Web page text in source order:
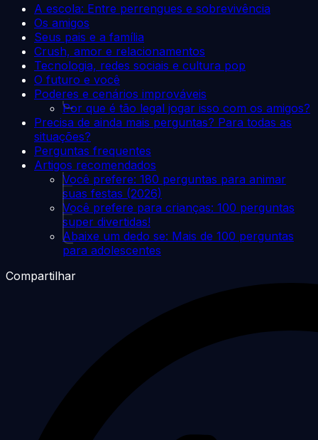
A escola: Entre perrengues e sobrevivência
Os amigos
Seus pais e a família
Crush, amor e relacionamentos
Tecnologia, redes sociais e cultura pop
O futuro e você
Poderes e cenários improváveis
Por que é tão legal jogar isso com os amigos?
Precisa de ainda mais perguntas? Para todas as
situações?
Perguntas frequentes
Artigos recomendados
Você prefere: 180 perguntas para animar
suas festas (2026)
Você prefere para crianças: 100 perguntas
super divertidas!
Abaixe um dedo se: Mais de 100 perguntas
para adolescentes
Compartilhar